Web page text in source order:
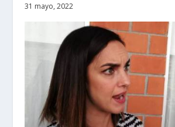
31 mayo, 2022